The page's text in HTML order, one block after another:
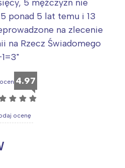
5 mężczyzn nie
ponad 5 lat temu i 13
na zlecenie
na Rzecz Świadomego
4.97
☆ ☆ ☆
ocenę